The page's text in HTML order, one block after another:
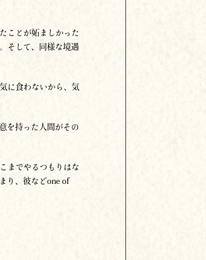
ことが妬ましかった
そして、同様な境遇
に食わないから、気
を持った人間がその
までやるつもりはな
り、彼などone of